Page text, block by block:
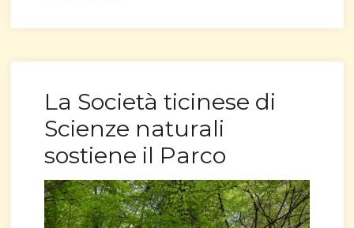
La Società ticinese di
Scienze naturali
sostiene il Parco